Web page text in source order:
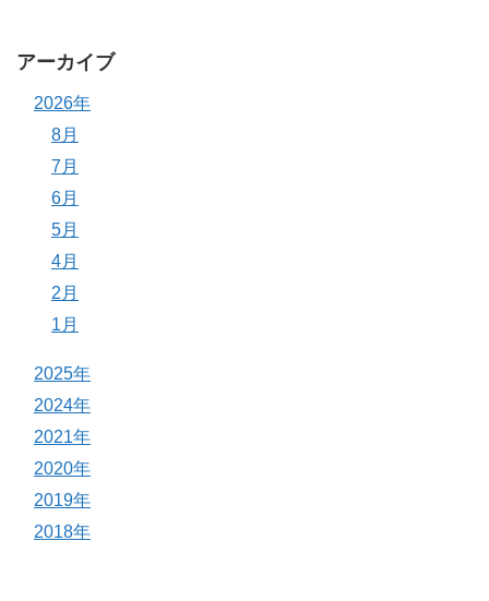
アーカイブ
2026年
8月
7月
6月
5月
4月
2月
1月
2025年
2024年
2021年
2020年
2019年
2018年